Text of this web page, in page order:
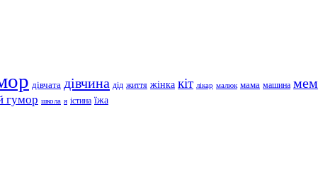
дівчата дівчина дід життя жінка кіт лікар малюк мама машина мем
гумор школа я істина їжа